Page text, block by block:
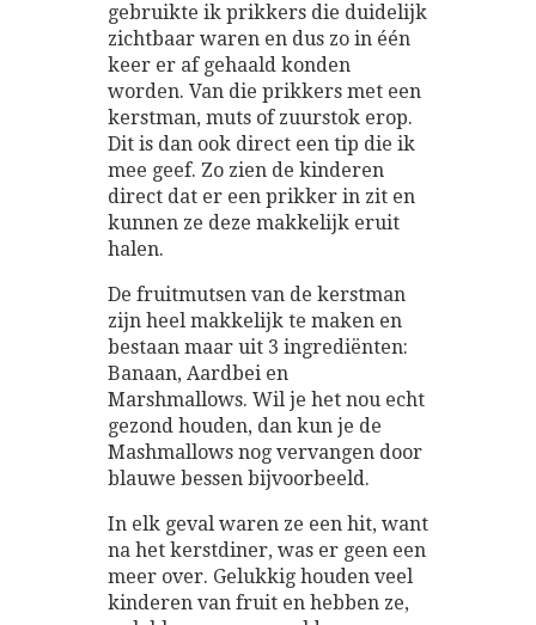
gebruikte ik prikkers die duidelijk
zichtbaar waren en dus zo in één
keer er af gehaald konden
worden. Van die prikkers met een
kerstman, muts of zuurstok erop.
Dit is dan ook direct een tip die ik
mee geef. Zo zien de kinderen
direct dat er een prikker in zit en
kunnen ze deze makkelijk eruit
halen.
De fruitmutsen van de kerstman
zijn heel makkelijk te maken en
bestaan maar uit 3 ingrediënten:
Banaan, Aardbei en
Marshmallows. Wil je het nou echt
gezond houden, dan kun je de
Mashmallows nog vervangen door
blauwe bessen bijvoorbeeld.
In elk geval waren ze een hit, want
na het kerstdiner, was er geen een
meer over. Gelukkig houden veel
kinderen van fruit en hebben ze,